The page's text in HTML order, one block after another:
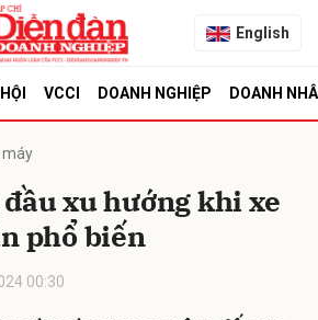
English
VCCI DOANH NGHIỆP DOANH
máy
xu hướng khi xe
phổ biến
00:30